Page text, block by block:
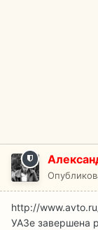
http://
УАЗе завершена